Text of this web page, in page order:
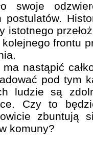
swoje
postulatów.
istotnego
frontu
nastąpić
pod tym
ludzie są
Czy to
zbuntują
komuny?